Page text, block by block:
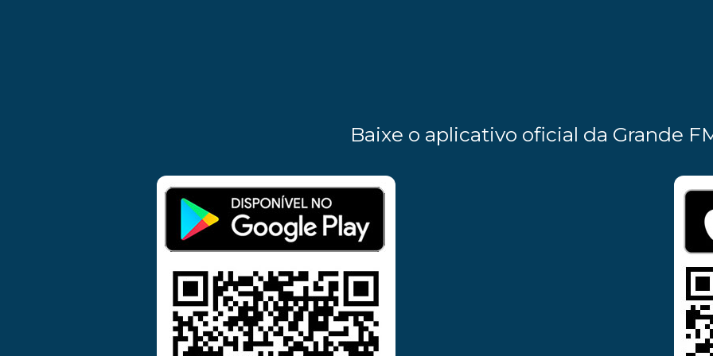
Baixe o aplicativo oficial da Grande